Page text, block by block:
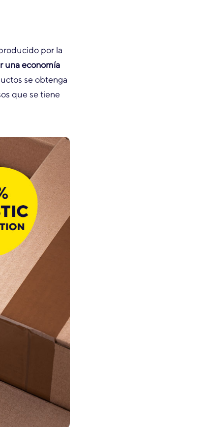
por la
una economía
se obtenga
que se tiene